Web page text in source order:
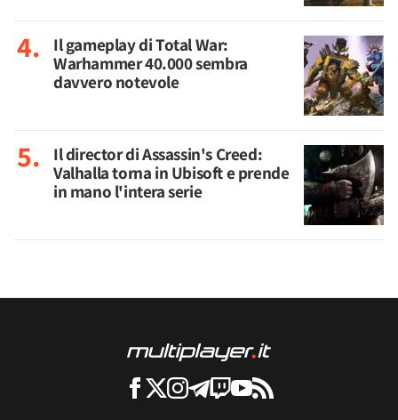
Il gameplay di Total War:
Warhammer 40.000 sembra
davvero notevole
Il director di Assassin's Creed:
Valhalla torna in Ubisoft e prende
in mano l'intera serie